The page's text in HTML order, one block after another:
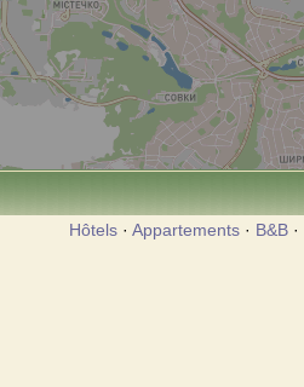
Hôtels · Appartements · B&B ·